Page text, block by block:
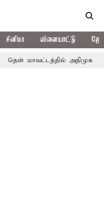
சினிமா விளையாட்டு
அதிமுக பூஜ்ஜியம்